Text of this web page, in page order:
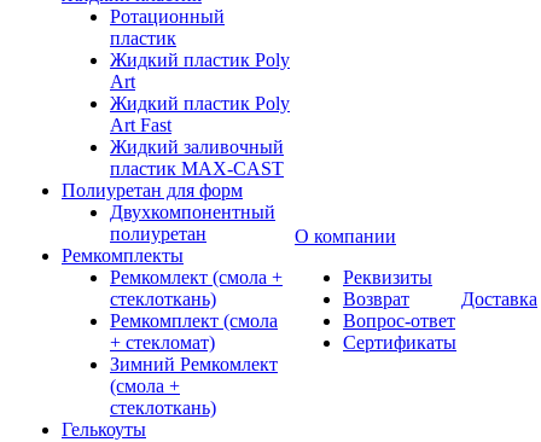
Ротационный
пластик
Жидкий пластик Poly
Art
Жидкий пластик Poly
Art Fast
Жидкий заливочный
пластик MAX-CAST
Полиуретан для форм
Двухкомпонентный
полиуретан
Ремкомплекты
Ремкомлект (смола +
стеклоткань)
Ремкомплект (смола
+ стекломат)
Зимний Ремкомлект
(смола +
стеклоткань)
Гелькоуты
О компании
Реквизиты
Возврат
Вопрос-ответ
Сертификаты
Доставка